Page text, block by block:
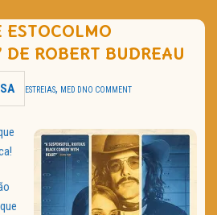
ESTOCOLMO
ROBERT BUDREAU
ESTREIAS, MED D NO COMMENT